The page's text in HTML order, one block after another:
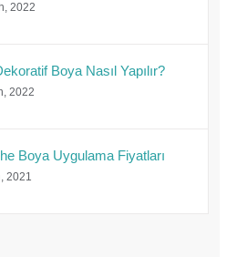
2022
Boya Nasıl Yapılır?
2022
Boya Uygulama Fiyatları
2021